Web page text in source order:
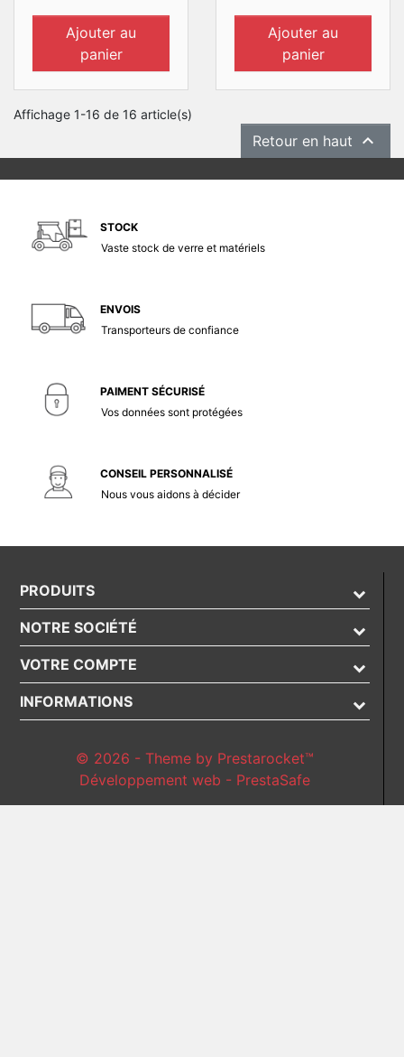
Ajouter au
panier
Ajouter au
panier
Affichage 1-16 de 16 article(s)
Retour en haut 
STOCK
Vaste stock de verre et matériels
ENVOIS
Transporteurs de confiance
PAIMENT SÉCURISÉ
Vos données sont protégées
CONSEIL PERSONNALISÉ
Nous vous aidons à décider
PRODUITS
NOTRE SOCIÉTÉ
VOTRE COMPTE
INFORMATIONS
© 2026 - Theme by Prestarocket™
Développement web - PrestaSafe